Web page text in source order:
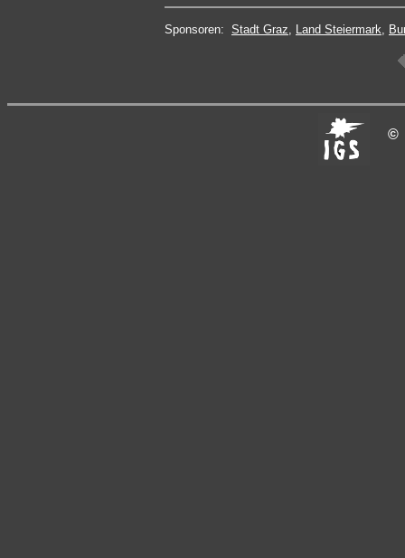
Sponsoren: Stadt Graz, Land Steiermark,
©